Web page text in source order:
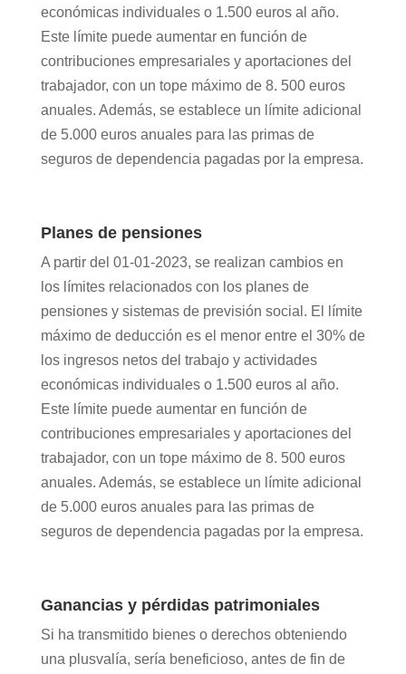
económicas individuales o 1.500 euros al año.
Este límite puede aumentar en función de
contribuciones empresariales y aportaciones del
trabajador, con un tope máximo de 8. 500 euros
anuales. Además, se establece un límite adicional
de 5.000 euros anuales para las primas de
seguros de dependencia pagadas por la empresa.
Planes de pensiones
A partir del 01-01-2023, se realizan cambios en
los límites relacionados con los planes de
pensiones y sistemas de previsión social. El límite
máximo de deducción es el menor entre el 30% de
los ingresos netos del trabajo y actividades
económicas individuales o 1.500 euros al año.
Este límite puede aumentar en función de
contribuciones empresariales y aportaciones del
trabajador, con un tope máximo de 8. 500 euros
anuales. Además, se establece un límite adicional
de 5.000 euros anuales para las primas de
seguros de dependencia pagadas por la empresa.
Ganancias y pérdidas patrimoniales
Si ha transmitido bienes o derechos obteniendo
una plusvalía, sería beneficioso, antes de fin de